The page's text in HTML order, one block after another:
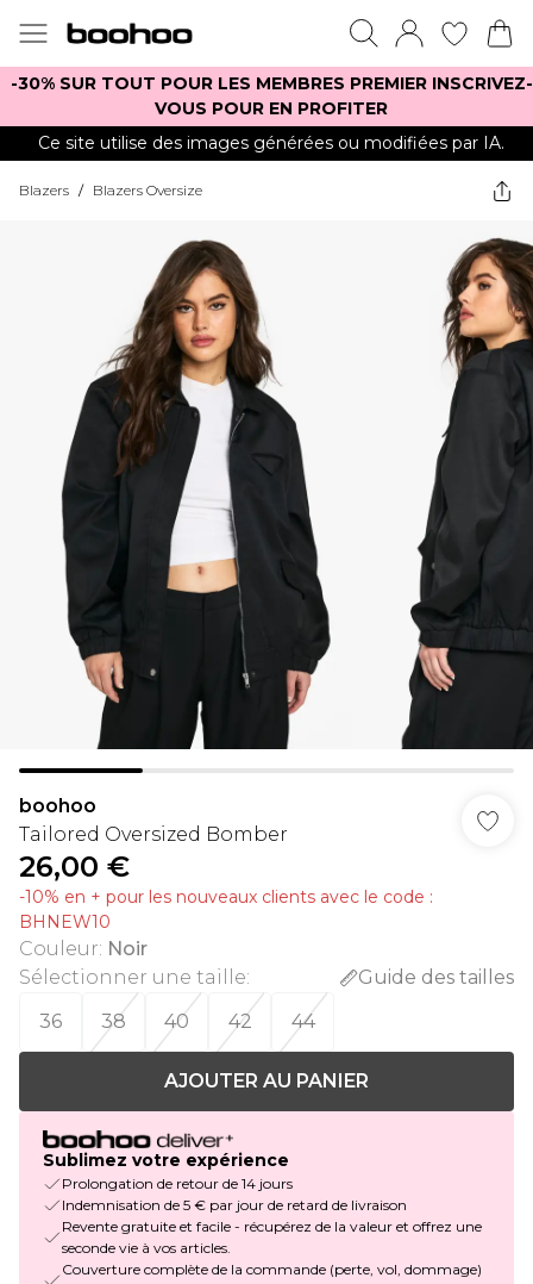
-30% SUR TOUT POUR LES MEMBRES PREMIER INSCRIVEZ-
VOUS POUR EN PROFITER
Ce site utilise des images générées ou modifiées par IA.
Blazers / Blazers Oversize
boohoo
Tailored Oversized Bomber
26,00 €
-10% en + pour les nouveaux clients avec le code :
BHNEW10
Couleur: Noir
Sélectionner une taille:
Guide des tailles
36
38 40 42 44
AJOUTER AU PANIER
Sublimez votre expérience
Prolongation de retour de 14 jours
Indemnisation de 5 € par jour de retard de livraison
Revente gratuite et facile - récupérez de la valeur et offrez une
seconde vie à vos articles.
Couverture complète de la commande (perte, vol, dommage)